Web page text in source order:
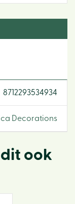
8712293534934
Decorations
ook